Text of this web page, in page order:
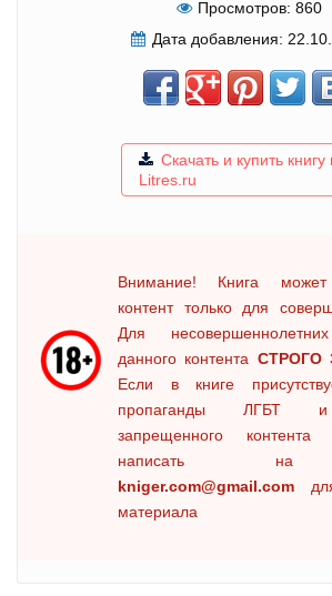
Просмотров: 860
Дата добавления:
Скачать и купить книгу
Litres.ru
Внимание! Книга может
контент только для
Для
данного контента СТРОГО
Если в книге
пропаганды ЛГБТ и
запрещенного
написать на
kniger.com@gmail.com
материала